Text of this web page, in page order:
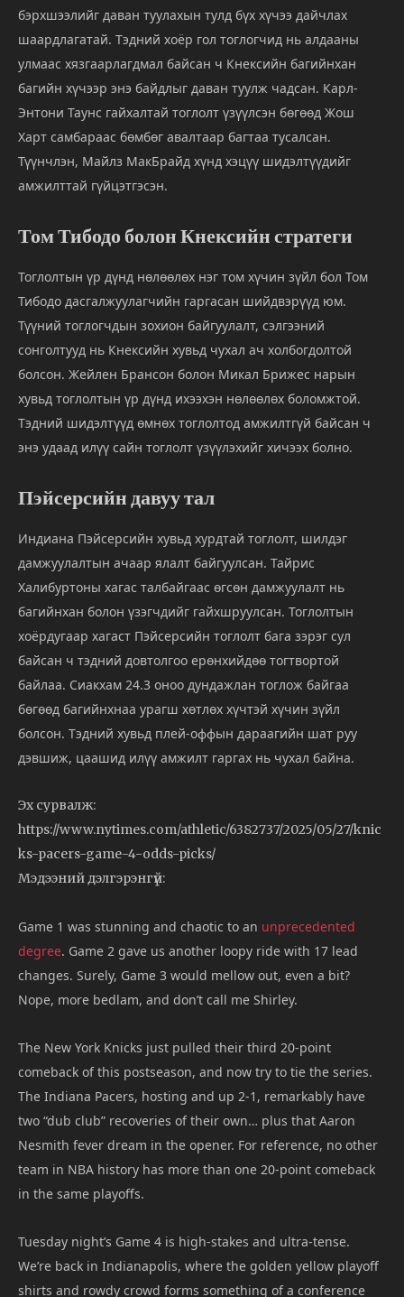
бэрхшээлийг даван туулахын тулд бүх хүчээ дайчлах
шаардлагатай. Тэдний хоёр гол тоглогчид нь алдааны
улмаас хязгаарлагдмал байсан ч Кнексийн багийнхан
багийн хүчээр энэ байдлыг даван туулж чадсан. Карл-
Энтони Таунс гайхалтай тоглолт үзүүлсэн бөгөөд Жош
Харт самбараас бөмбөг авалтаар багтаа тусалсан.
Түүнчлэн, Майлз МакБрайд хүнд хэцүү шидэлтүүдийг
амжилттай гүйцэтгэсэн.
Том Тибодо болон Кнексийн стратеги
Тоглолтын үр дүнд нөлөөлөх нэг том хүчин зүйл бол Том
Тибодо дасгалжуулагчийн гаргасан шийдвэрүүд юм.
Түүний тоглогчдын зохион байгуулалт, сэлгээний
сонголтууд нь Кнексийн хувьд чухал ач холбогдолтой
болсон. Жейлен Брансон болон Микал Брижес нарын
хувьд тоглолтын үр дүнд ихээхэн нөлөөлөх боломжтой.
Тэдний шидэлтүүд өмнөх тоглолтод амжилтгүй байсан ч
энэ удаад илүү сайн тоглолт үзүүлэхийг хичээх болно.
Пэйсерсийн давуу тал
Индиана Пэйсерсийн хувьд хурдтай тоглолт, шилдэг
дамжуулалтын ачаар ялалт байгуулсан. Тайрис
Халибуртоны хагас талбайгаас өгсөн дамжуулалт нь
багийнхан болон үзэгчдийг гайхшруулсан. Тоглолтын
хоёрдугаар хагаст Пэйсерсийн тоглолт бага зэрэг сул
байсан ч тэдний довтолгоо ерөнхийдөө тогтвортой
байлаа. Сиакхам 24.3 оноо дундажлан тоглож байгаа
бөгөөд багийнхнаа урагш хөтлөх хүчтэй хүчин зүйл
болсон. Тэдний хувьд плей-оффын дараагийн шат руу
дэвшиж, цаашид илүү амжилт гаргах нь чухал байна.
Эх сурвалж:
https://www.nytimes.com/athletic/6382737/2025/05/27/knic
ks-pacers-game-4-odds-picks/
Мэдээний дэлгэрэнгүй:
Game 1 was stunning and chaotic to an unprecedented
degree. Game 2 gave us another loopy ride with 17 lead
changes. Surely, Game 3 would mellow out, even a bit?
Nope, more bedlam, and don’t call me Shirley.
The New York Knicks just pulled their third 20-point
comeback of this postseason, and now try to tie the series.
The Indiana Pacers, hosting and up 2-1, remarkably have
two “dub club” recoveries of their own… plus that Aaron
Nesmith fever dream in the opener. For reference, no other
team in NBA history has more than one 20-point comeback
in the same playoffs.
Tuesday night’s Game 4 is high-stakes and ultra-tense.
We’re back in Indianapolis, where the golden yellow playoff
shirts and rowdy crowd forms something of a conference